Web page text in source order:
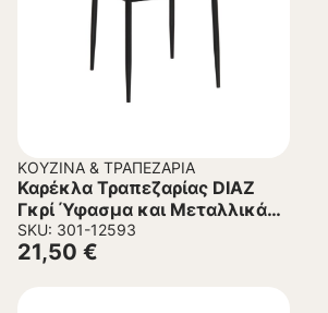
ΚΟΥΖΊΝΑ & ΤΡΑΠΕΖΑΡΊΑ
Καρέκλα Τραπεζαρίας DIAZ
Γκρί Ύφασμα και Μεταλλικά
Πόδια Μαύρα 41,5x52x87Υεκ.
SKU: 301-12593
21,50 €